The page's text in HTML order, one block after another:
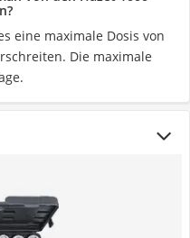
eine maximale Dosis von
Die maximale